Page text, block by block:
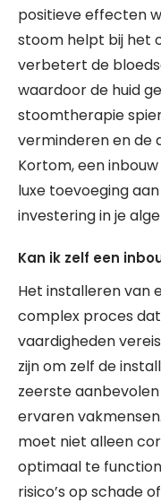
positieve effecten
stoom helpt bij het
verbetert de
waardoor de huid
stoomtherapie
verminderen en de
Kortom, een
luxe toevoeging
investering in je
Kan ik zelf een
Het installeren van
complex proces
vaardigheden
zijn om zelf de
zeerste
ervaren
moet niet alleen
optimaal te
risico’s op schade